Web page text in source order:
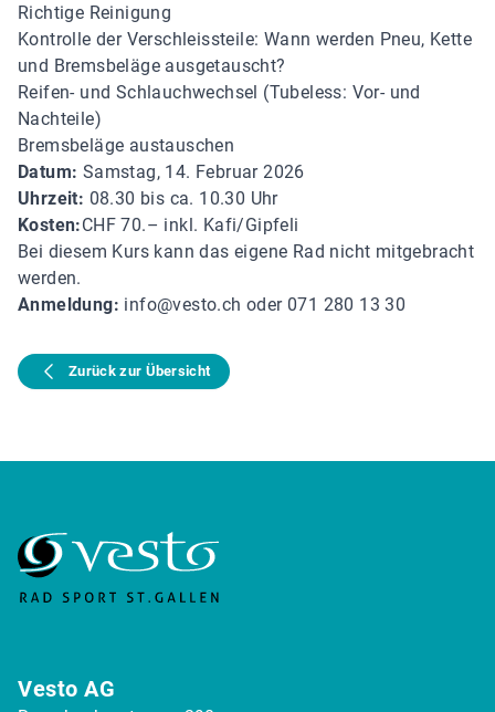
Richtige Reinigung
Kontrolle der Verschleissteile: Wann werden Pneu, Kette
und Bremsbeläge ausgetauscht?
Reifen- und Schlauchwechsel (Tubeless: Vor- und
Nachteile)
Bremsbeläge austauschen
Datum: Samstag, 14. Februar 2026
Uhrzeit: 08.30 bis ca. 10.30 Uhr
Kosten:CHF 70.– inkl. Kafi/Gipfeli
Bei diesem Kurs kann das eigene Rad nicht mitgebracht
werden.
Anmeldung: info@vesto.ch oder 071 280 13 30
Zurück zur Übersicht
Vesto AG